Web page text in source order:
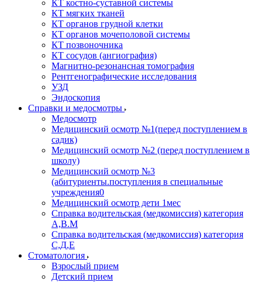
КТ костно-суставной системы
КТ мягких тканей
КТ органов грудной клетки
КТ органов мочеполовой системы
КТ позвоночника
КТ сосудов (ангиография)
Магнитно-резонансная томография
Рентгенографические исследования
УЗД
Эндоскопия
Справки и медосмотры
Медосмотр
Медицинский осмотр №1(перед поступлением в
садик)
Медицинский осмотр №2 (перед поступлением в
школу)
Медицинский осмотр №3
(абитуриенты.поступления в специальные
учреждения0
Медицинский осмотр дети 1мес
Справка водительская (медкомиссия) категория
А,В.М
Справка водительская (медкомиссия) категория
С,Д,Е
Стоматология
Взрослый прием
Детский прием